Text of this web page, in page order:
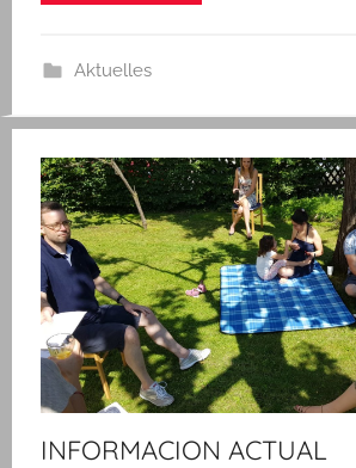
Aktuelles
INFORMACION ACTUAL